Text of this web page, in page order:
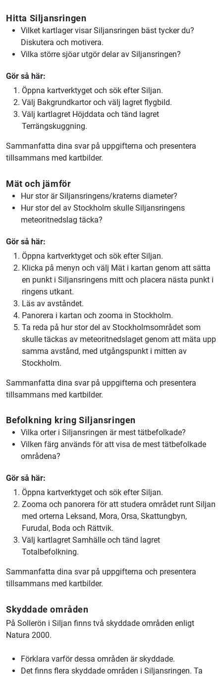
Hitta Siljansringen
Vilket kartlager visar Siljansringen bäst tycker du?
Diskutera och motivera.
Vilka större sjöar utgör delar av Siljansringen?
Gör så här:
Öppna kartverktyget och sök efter Siljan.
Välj Bakgrundkartor och välj lagret flygbild.
Välj kartlagret Höjddata och tänd lagret
Terrängskuggning.
Sammanfatta dina svar på uppgifterna och presentera
tillsammans med kartbilder.
Mät och jämför
Hur stor är Siljansringens/kraterns diameter?
Hur stor del av Stockholm skulle Siljansringens
meteoritnedslag täcka?
Gör så här:
Öppna kartverktyget och sök efter Siljan.
Klicka på menyn och välj Mät i kartan genom att sätta
en punkt i Siljansringens mitt och placera nästa punkt i
ringens utkant.
Läs av avståndet.
Panorera i kartan och zooma in Stockholm.
Ta reda på hur stor del av Stockholmsområdet som
skulle täckas av meteoritnedslaget genom att mäta upp
samma avstånd, med utgångspunkt i mitten av
Stockholm.
Sammanfatta dina svar på uppgifterna och presentera
tillsammans med kartbilder.
Befolkning kring Siljansringen
Vilka orter i Siljansringen är mest tätbefolkade?
Vilken färg används för att visa de mest tätbefolkade
områdena?
Gör så här:
Öppna kartverktyget och sök efter Siljan.
Zooma och panorera för att studera området runt Siljan
med orterna Leksand, Mora, Orsa, Skattungbyn,
Furudal, Boda och Rättvik.
Välj kartlagret Samhälle och tänd lagret
Totalbefolkning.
Sammanfatta dina svar på uppgifterna och presentera
tillsammans med kartbilder.
Skyddade områden
På Sollerön i Siljan finns två skyddade områden enligt
Natura 2000.
Förklara varför dessa områden är skyddade.
Det finns flera skyddade områden i Siljansringen. Ta